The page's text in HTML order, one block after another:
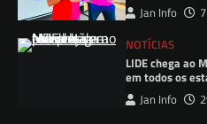
Jan Info
NOTÍCIAS
LIDE chega ao
em todos os
Jan Info